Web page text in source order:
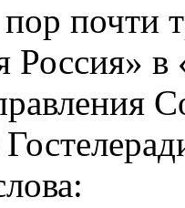
почти
Россия»